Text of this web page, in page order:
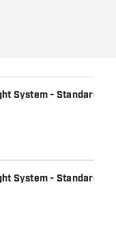
System - Standard
System - Standard